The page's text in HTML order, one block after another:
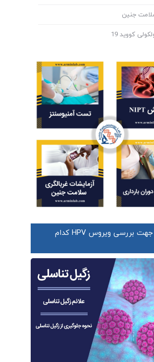
جنین
کووید 19
آزمایشات جهت بررسی ویروس HPV کدام